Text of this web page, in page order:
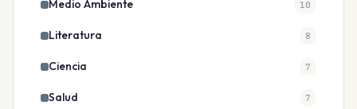
Medio Ambiente 10
Literatura 8
Ciencia 7
Salud 7